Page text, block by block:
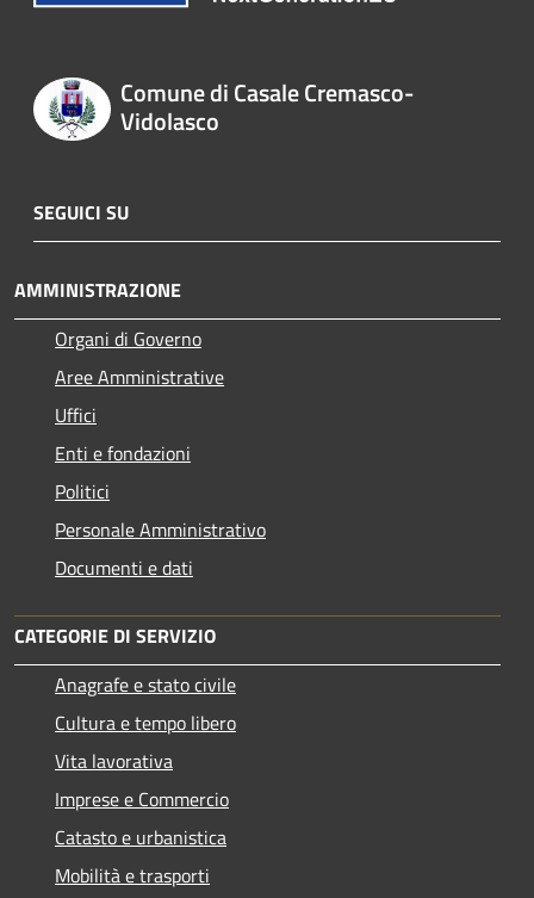
Comune di Casale Cremasco-
Vidolasco
SEGUICI SU
AMMINISTRAZIONE
Organi di Governo
Aree Amministrative
Uffici
Enti e fondazioni
Politici
Personale Amministrativo
Documenti e dati
CATEGORIE DI SERVIZIO
Anagrafe e stato civile
Cultura e tempo libero
Vita lavorativa
Imprese e Commercio
Catasto e urbanistica
Mobilità e trasporti